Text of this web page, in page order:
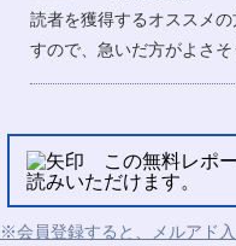
読者を獲得するオススメ
すので、急いだ方がよさそ
この無料レポ
読みいただけます。
※会員登録すると、メルアド